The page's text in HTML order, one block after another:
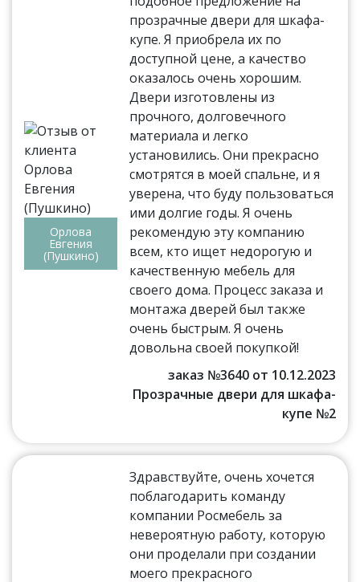
Орлова
Евгения
(Пушкино)
прозрачные двери для шкафа-
купе. Я приобрела их по
доступной цене, а качество
оказалось очень хорошим.
Двери изготовлены из
прочного, долговечного
материала и легко
установились. Они прекрасно
смотрятся в моей спальне, и я
уверена, что буду пользоваться
ими долгие годы. Я очень
рекомендую эту компанию
всем, кто ищет недорогую и
качественную мебель для
своего дома. Процесс заказа и
монтажа дверей был также
очень быстрым. Я очень
довольна своей покупкой!
заказ №3640 от 10.12.2023
Прозрачные двери для шкафа-
купе №2
Здравствуйте, очень хочется
поблагодарить команду
компании Росмебель за
невероятную работу, которую
они проделали при создании
моего прекрасного